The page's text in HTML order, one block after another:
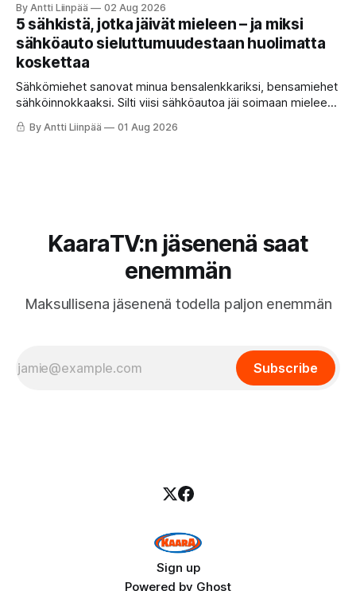
ja säästät tuhansia. Yksi korkokatto-fakta, jonka moni
ymmärtää väärin.
By Antti Liinpää 02 Aug 2026
5 sähkistä, jotka jäivät mieleen – ja miksi
sähköauto sieluttumuudestaan huolimatta
koskettaa
Sähkömiehet sanovat minua bensalenkkariksi, bensamiehet
sähköinnokkaaksi. Silti viisi sähköautoa jäi soimaan mieleen.
hinta oli 32 000 euroa. Ja yksi antoi sen harvinaisimman:
By Antti Liinpää 01 Aug 2026
KaaraTV:n jäsenenä saat
enemmän
Maksullisena jäsenenä todella paljon enemmän
Subscribe
Sign up
Powered by Ghost